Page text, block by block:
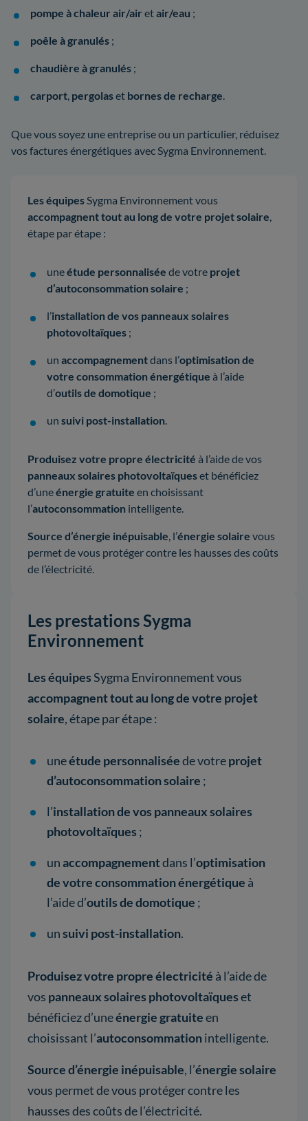
pompe à chaleur air/air etair/eau ;
poêle à granulés ;
chaudière à granulés ;
carport, pergolaset bornes de recharge.
Que vous soyez une entreprise ou un particulier, réduisez
vos factures énergétiques avec Sygma Environnement.
Les équipesSygma Environnement vous
accompagnent tout au long de votre projet solaire,
étape par étape :
uneétude personnalisée de votre projet
d’autoconsommation solaire ;
l’installation de vos panneaux solaires
photovoltaïques ;
un accompagnementdans l’optimisation de
votre consommation énergétique à l’aide
d’outils de domotique ;
un suivi post-installation.
Produisez votre propre électricité à l’aide de vos
panneaux solaires photovoltaïqueset bénéficiez
d’uneénergie gratuite en choisissant
l’autoconsommation intelligente.
Source d’énergie inépuisable, l’énergie solaire vous
permet de vous protéger contre les hausses des coûts
de l’électricité.
Les prestations Sygma
Environnement
Les équipesSygma Environnement vous
accompagnent tout au long de votre projet
solaire, étape par étape :
uneétude personnaliséede votreprojet
d’autoconsommation solaire ;
l’installation de vos panneaux solaires
photovoltaïques ;
unaccompagnementdans l’optimisation
de votre consommation énergétique à
l’aide d’outils de domotique ;
unsuivi post-installation.
Produisez votre propre électricité à l’aide de
vos panneaux solaires photovoltaïqueset
bénéficiez d’uneénergie gratuiteen
choisissant l’autoconsommationintelligente.
Source d’énergie inépuisable, l’énergie solaire
vous permet de vous protéger contre les
hausses des coûts de l’électricité.